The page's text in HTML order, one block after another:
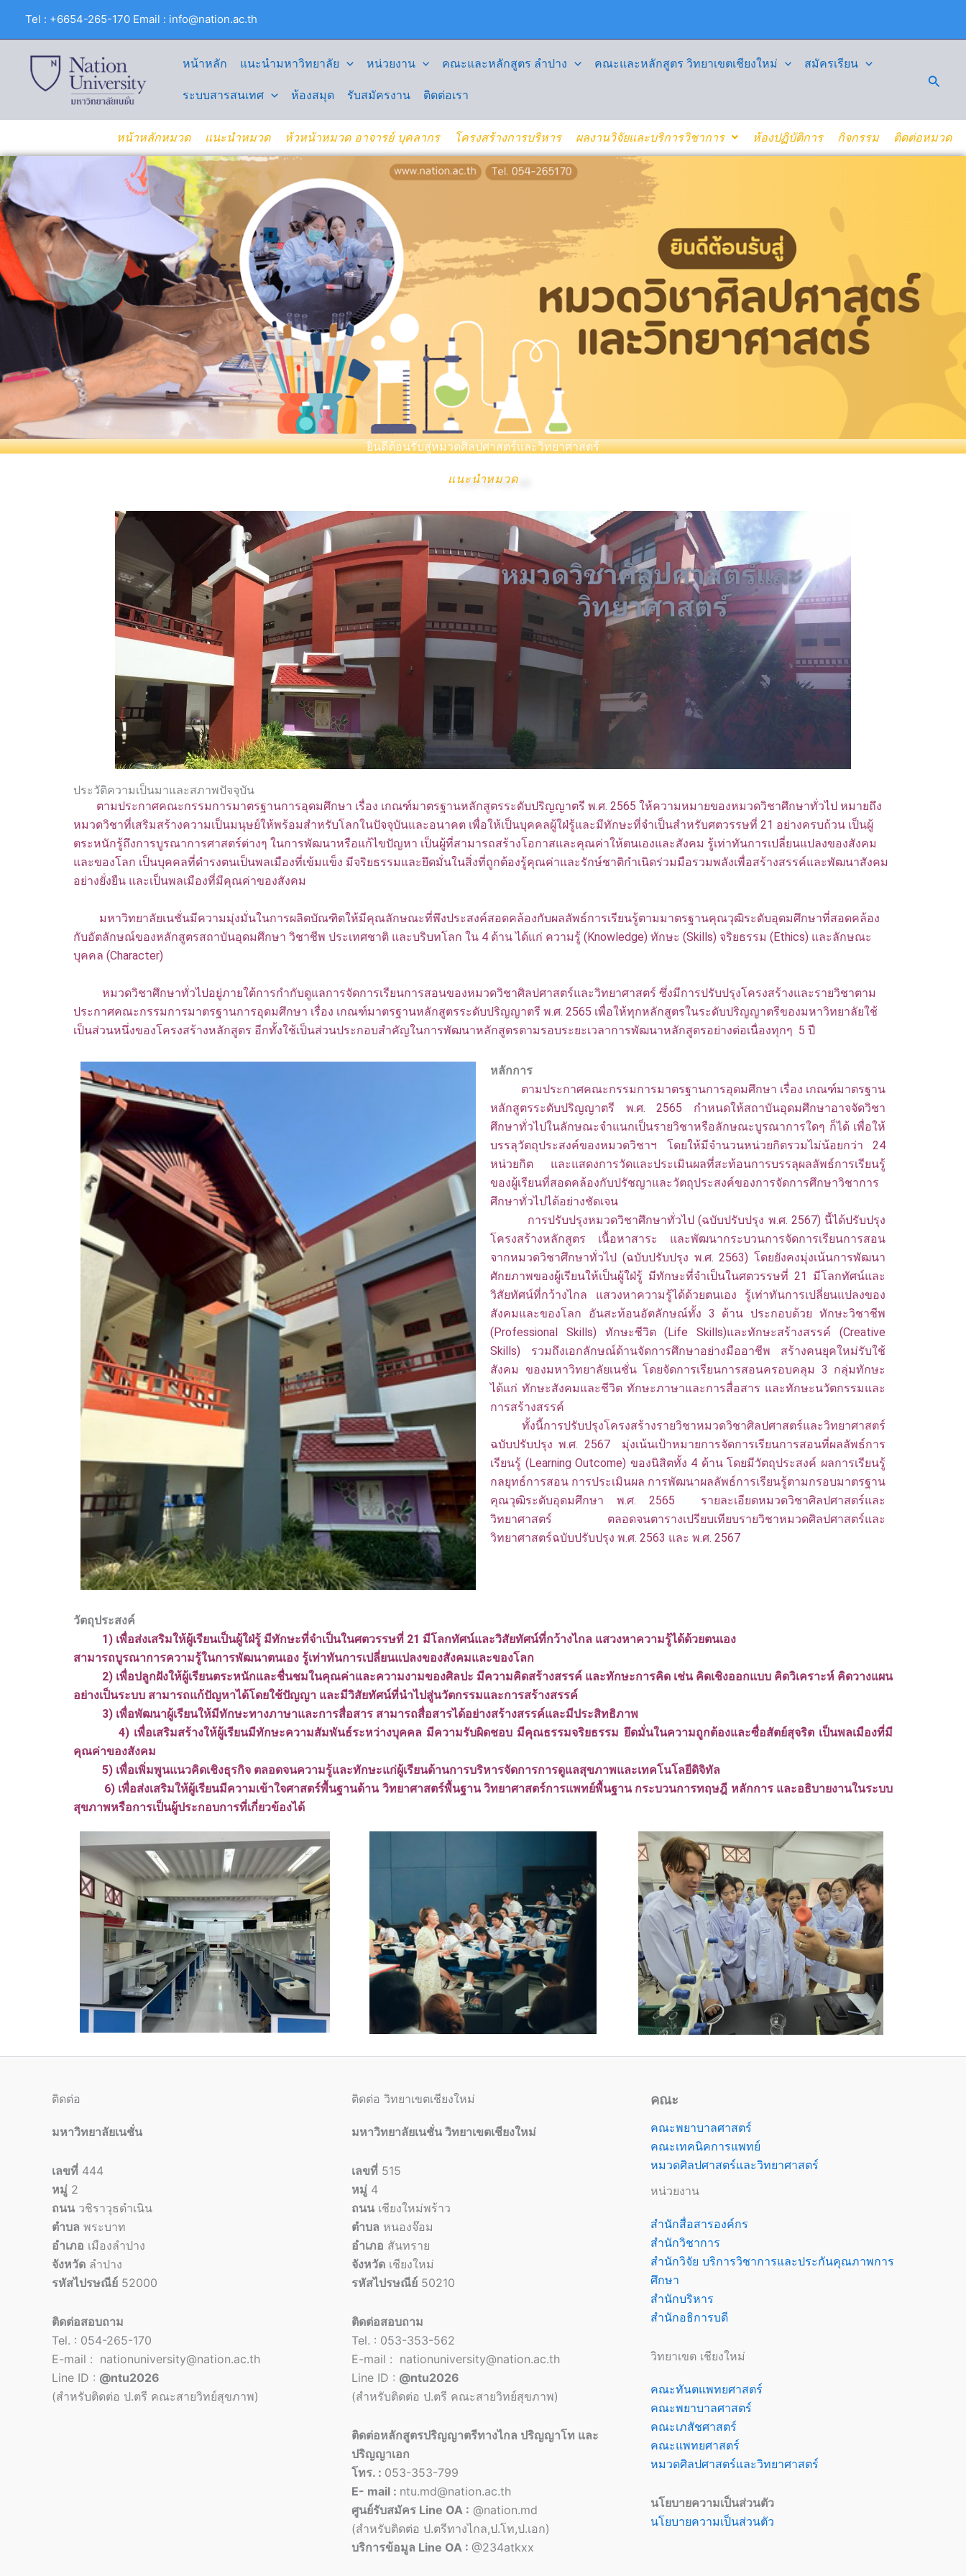
Tel : +6654-265-170 Email : info@nation.ac.th
หน้าหลัก แนะนำมหาวิทยาลัย หน่วยงาน คณะและหลักสูตร ลำปาง คณะและหลักสูตร วิทยาเขตเชียงใหม่ สมัครเรียน
ระบบสารสนเทศ ห้องสมุด รับสมัครงาน ติดต่อเรา
หน้าหลักหมวด แนะนำหมวด ห้วหน้าหมวด อาจารย์ บุคลากร โครงสร้างการบริหาร ผลงานวิจัยและบริการวิชาการ ห้องปฏิบัติการ กิจกรรม ติดต่อหมวด
ยินดีต้อนรับสู่หมวดศิลปศาสตร์และวิทยาศาสตร์
แนะนำหมวด
ประวัติความเป็นมาและสภาพปัจจุบัน
ตามประกาศคณะกรรมการมาตรฐานการอุดมศึกษา เรื่อง เกณฑ์มาตรฐานหลักสูตรระดับปริญญาตรี พ.ศ. 2565 ให้ความหมายของหมวดวิชาศึกษาทั่วไป หมายถึง
หมวดวิชาที่เสริมสร้างความเป็นมนุษย์ให้พร้อมสำหรับโลกในปัจจุบันและอนาคต เพื่อให้เป็นบุคคลผู้ใฝ่รู้และมีทักษะที่จำเป็นสำหรับศตวรรษที่ 21 อย่างครบถ้วน เป็นผู้
ตระหนักรู้ถึงการบูรณาการศาสตร์ต่างๆ ในการพัฒนาหรือแก้ไขปัญหา เป็นผู้ที่สามารถสร้างโอกาสและคุณค่าให้ตนเองและสังคม รู้เท่าทันการเปลี่ยนแปลงของสังคม
และของโลก เป็นบุคคลที่ดำรงตนเป็นพลเมืองที่เข้มแข็ง มีจริยธรรมและยึดมั่นในสิ่งที่ถูกต้องรู้คุณค่าและรักษ์ชาติกำเนิดร่วมมือรวมพลังเพื่อสร้างสรรค์และพัฒนาสังคม
อย่างยั่งยืน และเป็นพลเมืองที่มีคุณค่าของสังคม
มหาวิทยาลัยเนชั่นมีความมุ่งมั่นในการผลิตบัณฑิตให้มีคุณลักษณะที่พึงประสงค์สอดคล้องกับผลลัพธ์การเรียนรู้ตามมาตรฐานคุณวุฒิระดับอุดมศึกษาที่สอดคล้อง
กับอัตลักษณ์ของหลักสูตรสถาบันอุดมศึกษา วิชาชีพ ประเทศชาติ และบริบทโลก ใน 4 ด้าน ได้แก่ ความรู้ (Knowledge) ทักษะ (Skills) จริยธรรม (Ethics) และลักษณะ
บุคคล (Character)
หมวดวิชาศึกษาทั่วไปอยู่ภายใต้การกำกับดูแลการจัดการเรียนการสอนของหมวดวิชาศิลปศาสตร์และวิทยาศาสตร์ ซึ่งมีการปรับปรุงโครงสร้างและรายวิชาตาม
ประกาศคณะกรรมการมาตรฐานการอุดมศึกษา เรื่อง เกณฑ์มาตรฐานหลักสูตรระดับปริญญาตรี พ.ศ. 2565 เพื่อให้ทุกหลักสูตรในระดับปริญญาตรีของมหาวิทยาลัยใช้
เป็นส่วนหนึ่งของโครงสร้างหลักสูตร อีกทั้งใช้เป็นส่วนประกอบสำคัญในการพัฒนาหลักสูตรตามรอบระยะเวลาการพัฒนาหลักสูตรอย่างต่อเนื่องทุกๆ 5 ปี
หลักการ
ตามประกาศคณะกรรมการมาตรฐานการอุดมศึกษา เรื่อง เกณฑ์มาตรฐาน
หลักสูตรระดับปริญญาตรี พ.ศ. 2565 กำหนดให้สถาบันอุดมศึกษาอาจจัดวิชา
ศึกษาทั่วไปในลักษณะจำแนกเป็นรายวิชาหรือลักษณะบูรณาการใดๆ ก็ได้ เพื่อให้
บรรลุวัตถุประสงค์ของหมวดวิชาฯ โดยให้มีจำนวนหน่วยกิตรวมไม่น้อยกว่า 24
หน่วยกิต และแสดงการวัดและประเมินผลที่สะท้อนการบรรลุผลลัพธ์การเรียนรู้
ของผู้เรียนที่สอดคล้องกับปรัชญาและวัตถุประสงค์ของการจัดการศึกษาวิชาการ
ศึกษาทั่วไปได้อย่างชัดเจน
การปรับปรุงหมวดวิชาศึกษาทั่วไป (ฉบับปรับปรุง พ.ศ. 2567) นี้ได้ปรับปรุง
โครงสร้างหลักสูตร เนื้อหาสาระ และพัฒนากระบวนการจัดการเรียนการสอน
จากหมวดวิชาศึกษาทั่วไป (ฉบับปรับปรุง พ.ศ. 2563) โดยยังคงมุ่งเน้นการพัฒนา
ศักยภาพของผู้เรียนให้เป็นผู้ใฝ่รู้ มีทักษะที่จำเป็นในศตวรรษที่ 21 มีโลกทัศน์และ
วิสัยทัศน์ที่กว้างไกล แสวงหาความรู้ได้ด้วยตนเอง รู้เท่าทันการเปลี่ยนแปลงของ
สังคมและของโลก อันสะท้อนอัตลักษณ์ทั้ง 3 ด้าน ประกอบด้วย ทักษะวิชาชีพ
(Professional Skills) ทักษะชีวิต (Life Skills)และทักษะสร้างสรรค์ (Creative
Skills) รวมถึงเอกลักษณ์ด้านจัดการศึกษาอย่างมืออาชีพ สร้างคนยุคใหม่รับใช้
สังคม ของมหาวิทยาลัยเนชั่น โดยจัดการเรียนการสอนครอบคลุม 3 กลุ่มทักษะ
ได้แก่ ทักษะสังคมและชีวิต ทักษะภาษาและการสื่อสาร และทักษะนวัตกรรมและ
การสร้างสรรค์
ทั้งนี้การปรับปรุงโครงสร้างรายวิชาหมวดวิชาศิลปศาสตร์และวิทยาศาสตร์
ฉบับปรับปรุง พ.ศ. 2567 มุ่งเน้นเป้าหมายการจัดการเรียนการสอนที่ผลลัพธ์การ
เรียนรู้ (Learning Outcome) ของนิสิตทั้ง 4 ด้าน โดยมีวัตถุประสงค์ ผลการเรียนรู้
กลยุทธ์การสอน การประเมินผล การพัฒนาผลลัพธ์การเรียนรู้ตามกรอบมาตรฐาน
คุณวุฒิระดับอุดมศึกษา พ.ศ. 2565 รายละเอียดหมวดวิชาศิลปศาสตร์และ
วิทยาศาสตร์ ตลอดจนตารางเปรียบเทียบรายวิชาหมวดศิลปศาสตร์และ
วิทยาศาสตร์ฉบับปรับปรุง พ.ศ. 2563 และ พ.ศ. 2567
วัตถุประสงค์
1) เพื่อส่งเสริมให้ผู้เรียนเป็นผู้ใฝ่รู้ มีทักษะที่จำเป็นในศตวรรษที่ 21 มีโลกทัศน์และวิสัยทัศน์ที่กว้างไกล แสวงหาความรู้ได้ด้วยตนเอง
สามารถบูรณาการความรู้ในการพัฒนาตนเอง รู้เท่าทันการเปลี่ยนแปลงของสังคมและของโลก
2) เพื่อปลูกฝังให้ผู้เรียนตระหนักและชื่นชมในคุณค่าและความงามของศิลปะ มีความคิดสร้างสรรค์ และทักษะการคิด เช่น คิดเชิงออกแบบ คิดวิเคราะห์ คิดวางแผน
อย่างเป็นระบบ สามารถแก้ปัญหาได้โดยใช้ปัญญา และมีวิสัยทัศน์ที่นำไปสู่นวัตกรรมและการสร้างสรรค์
3) เพื่อพัฒนาผู้เรียนให้มีทักษะทางภาษาและการสื่อสาร สามารถสื่อสารได้อย่างสร้างสรรค์และมีประสิทธิภาพ
4) เพื่อเสริมสร้างให้ผู้เรียนมีทักษะความสัมพันธ์ระหว่างบุคคล มีความรับผิดชอบ มีคุณธรรมจริยธรรม ยึดมั่นในความถูกต้องและซื่อสัตย์สุจริต เป็นพลเมืองที่มี
คุณค่าของสังคม
5) เพื่อเพิ่มพูนแนวคิดเชิงธุรกิจ ตลอดจนความรู้และทักษะแก่ผู้เรียนด้านการบริหารจัดการการดูแลสุขภาพและเทคโนโลยีดิจิทัล
6) เพื่อส่งเสริมให้ผู้เรียนมีความเข้าใจศาสตร์พื้นฐานด้าน วิทยาศาสตร์พื้นฐาน วิทยาศาสตร์การแพทย์พื้นฐาน กระบวนการทฤษฎี หลักการ และอธิบายงานในระบบ
สุขภาพหรือการเป็นผู้ประกอบการที่เกี่ยวข้องได้
ติดต่อ
มหาวิทยาลัยเนชั่น
เลขที่ 444
หมู่ 2
ถนน วชิราวุธดำเนิน
ตำบล พระบาท
อำเภอ เมืองลำปาง
จังหวัด ลำปาง
รหัสไปรษณีย์ 52000
ติดต่อสอบถาม
Tel. : 054-265-170
E-mail : nationuniversity@nation.ac.th
Line ID : @ntu2026
(สำหรับติดต่อ ป.ตรี คณะสายวิทย์สุขภาพ)
ติดต่อ วิทยาเขตเชียงใหม่
มหาวิทยาลัยเนชั่น วิทยาเขตเชียงใหม่
เลขที่ 515
หมู่4
ถนนเชียงใหม่พร้าว
ตำบล หนองจ๊อม
อำเภอ สันทราย
จังหวัดเชียงใหม่
รหัสไปรษณีย์50210
ติดต่อสอบถาม
Tel. : 053-353-562
E-mail : nationuniversity@nation.ac.th
Line ID : @ntu2026
(สำหรับติดต่อ ป.ตรี คณะสายวิทย์สุขภาพ)
ติดต่อหลักสูตรปริญญาตรีทางไกล ปริญญาโท และ
ปริญญาเอก
โทร. : 053-353-799
E- mail : ntu.md@nation.ac.th
ศูนย์รับสมัคร Line OA : @nation.md
(สำหรับติดต่อ ป.ตรีทางไกล,ป.โท,ป.เอก)
บริการข้อมูล Line OA : @234atkxx
คณะ
คณะพยาบาลศาสตร์
คณะเทคนิคการแพทย์
หมวดศิลปศาสตร์และวิทยาศาสตร์
หน่วยงาน
สำนักสื่อสารองค์กร
สำนักวิชาการ
สำนักวิจัย บริการวิชาการและประกันคุณภาพการ
ศึกษา
สำนักบริหาร
สำนักอธิการบดี
วิทยาเขต เชียงใหม่
คณะทันตแพทยศาสตร์
คณะพยาบาลศาสตร์
คณะเภสัชศาสตร์
คณะแพทยศาสตร์
หมวดศิลปศาสตร์และวิทยาศาสตร์
นโยบายความเป็นส่วนตัว
นโยบายความเป็นส่วนตัว